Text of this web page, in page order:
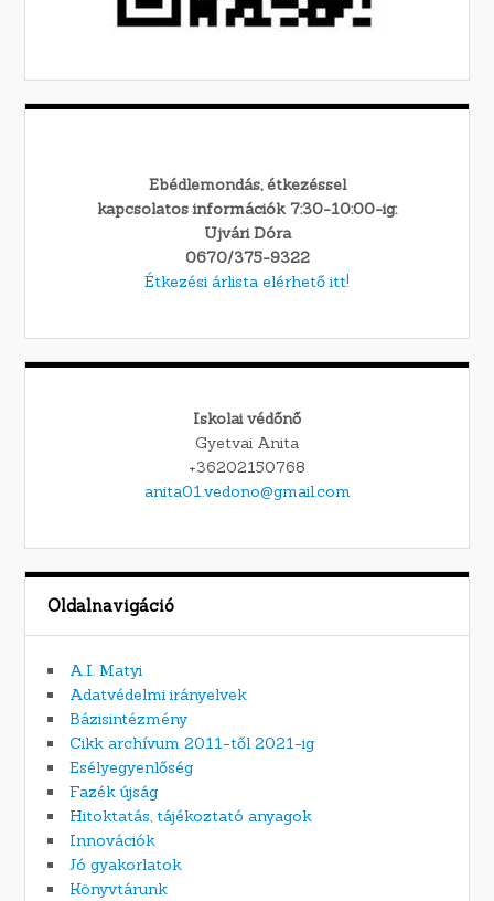
Ebédlemondás, étkezéssel
kapcsolatos információk 7:30-10:00-ig:
Ujvári Dóra
0670/375-9322
Étkezési árlista elérhető itt!
Iskolai védőnő
Gyetvai Anita
+36202150768
anita01.vedono@gmail.com
Oldalnavigáció
A.I. Matyi
Adatvédelmi irányelvek
Bázisintézmény
Cikk archívum 2011-től 2021-ig
Esélyegyenlőség
Fazék újság
Hitoktatás, tájékoztató anyagok
Innovációk
Jó gyakorlatok
Könyvtárunk